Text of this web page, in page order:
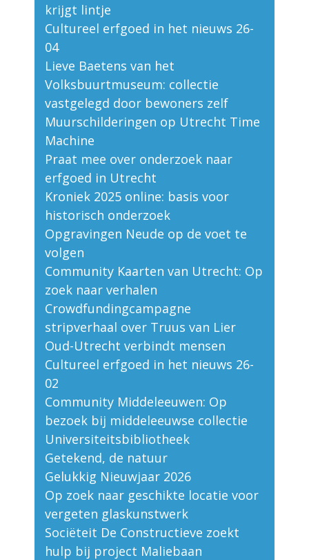
krijgt lintje
Cultureel erfgoed in het nieuws 26-
04
Lieve Baetens van het
Volksbuurtmuseum: collectie
vastgelegd door bewoners zelf
Muurschilderingen op Utrecht Time
Machine
Praat mee over onderzoek naar
erfgoed in Utrecht
Kroniek 2025 online: basis voor
historisch onderzoek
Opgravingen Neude op de voet te
volgen
Community Kaarten van Utrecht: Op
zoek naar verhalen
Crowdfundingcampagne
stripverhaal over Truus van Lier
Oud-Utrecht verbindt mensen
Cultureel erfgoed in het nieuws 26-
02
Community Middeleeuwen: Op
bezoek bij middeleeuwse collectie
Universiteitsbibliotheek
Getekend, de natuur
Gelukkig Nieuwjaar 2026
Op zoek naar geschikte locatie voor
vergeten glaskunstwerk
Sociëteit De Constructieve zoekt
hulp bij project Maliebaan